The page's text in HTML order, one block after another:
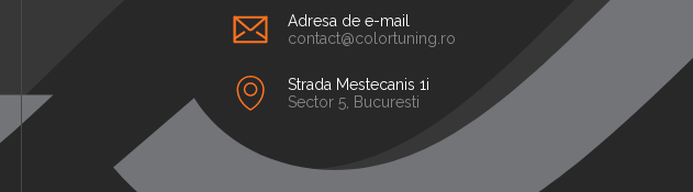
Adresa de e-mail
contact@colortuning.ro
Strada Mestecanis 1i
Sector 5, Bucuresti